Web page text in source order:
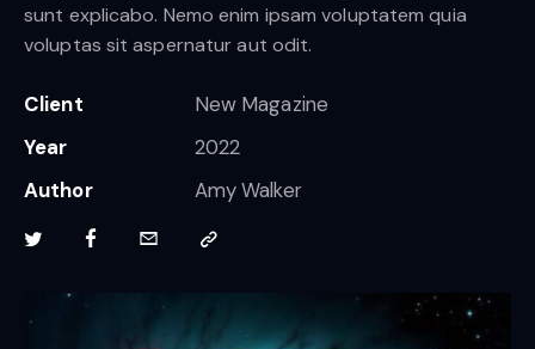
sunt explicabo. Nemo enim ipsam voluptatem quia
voluptas sit aspernatur aut odit.
Client
New Magazine
Year
2022
Author
Amy Walker